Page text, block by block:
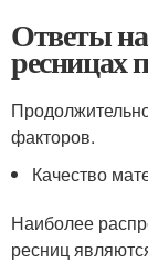
Ответы
ресницах
факторов.
Качество
Наиболее
ресниц